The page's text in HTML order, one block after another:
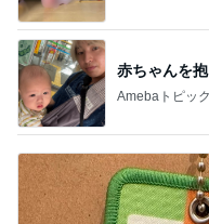
赤ちゃんを
Amebaトピッ